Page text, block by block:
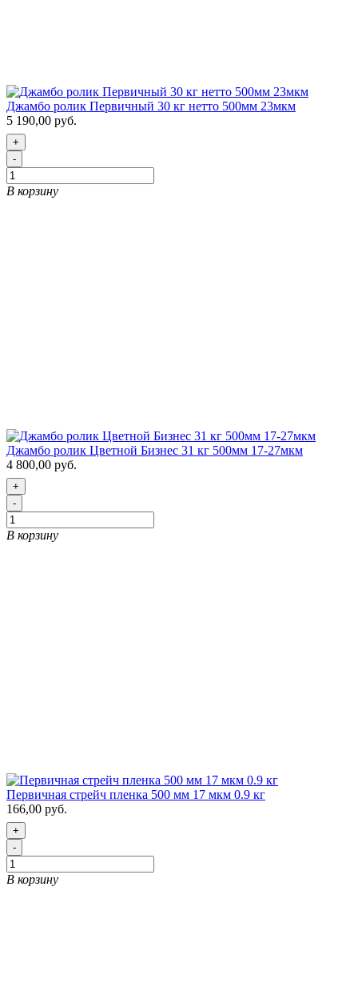
Джамбо ролик Первичный 30 кг нетто 500мм 23мкм
5 190,00 руб.
+
-
В корзину
Джамбо ролик Цветной Бизнес 31 кг 500мм 17-27мкм
4 800,00 руб.
+
-
В корзину
Первичная стрейч пленка 500 мм 17 мкм 0.9 кг
166,00 руб.
+
-
В корзину